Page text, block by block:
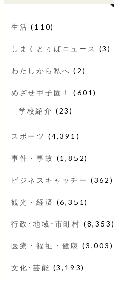
生活 (110)
しまくとぅばニュース (3)
わたしから私へ (2)
めざせ甲子園！ (601)
学校紹介 (23)
スポーツ (4,391)
事件・事故 (1,852)
ビジネスキャッチー (362)
観光・経済 (6,351)
行政･地域･市町村 (8,353)
医療・福祉・健康 (3,003)
文化･芸能 (3,193)